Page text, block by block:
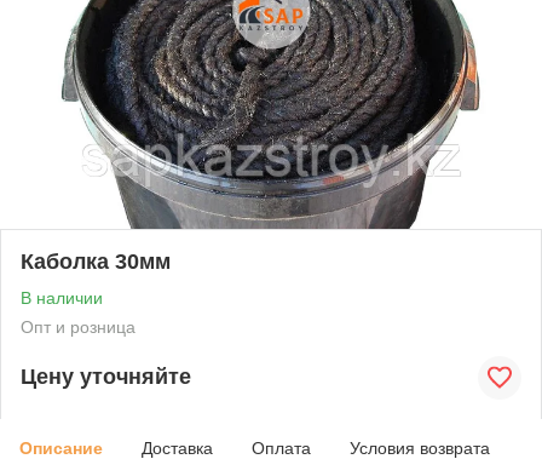
Каболка 30мм
В наличии
Опт и розница
Цену уточняйте
Описание Доставка Оплата Условия возврата